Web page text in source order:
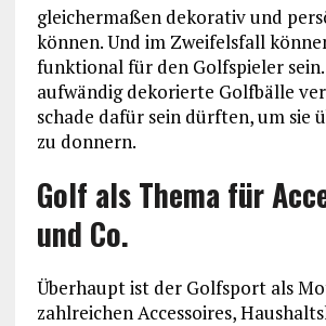
gleichermaßen dekorativ und
können. Und im Zweifelsfall
funktional für den Golfspieler
aufwändig dekorierte Golfbälle
schade dafür sein dürften, um sie
zu donnern.
Golf als Thema für
und Co.
Überhaupt ist der Golfsport als
zahlreichen Accessoires,